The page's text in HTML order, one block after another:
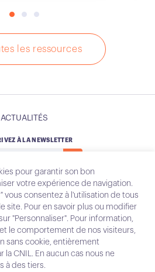
les ressources
ACTUALITÉS
À LA NEWSLETTER
Email
Contact
pour garantir son bon
votre expérience de navigation.
vous consentez à l'utilisation de tous
site. Pour en savoir plus ou modifier
"Personnaliser". Pour information,
le comportement de nos visiteurs,
sans cookie, entièrement
la CNIL. En aucun cas nous ne
à des tiers.